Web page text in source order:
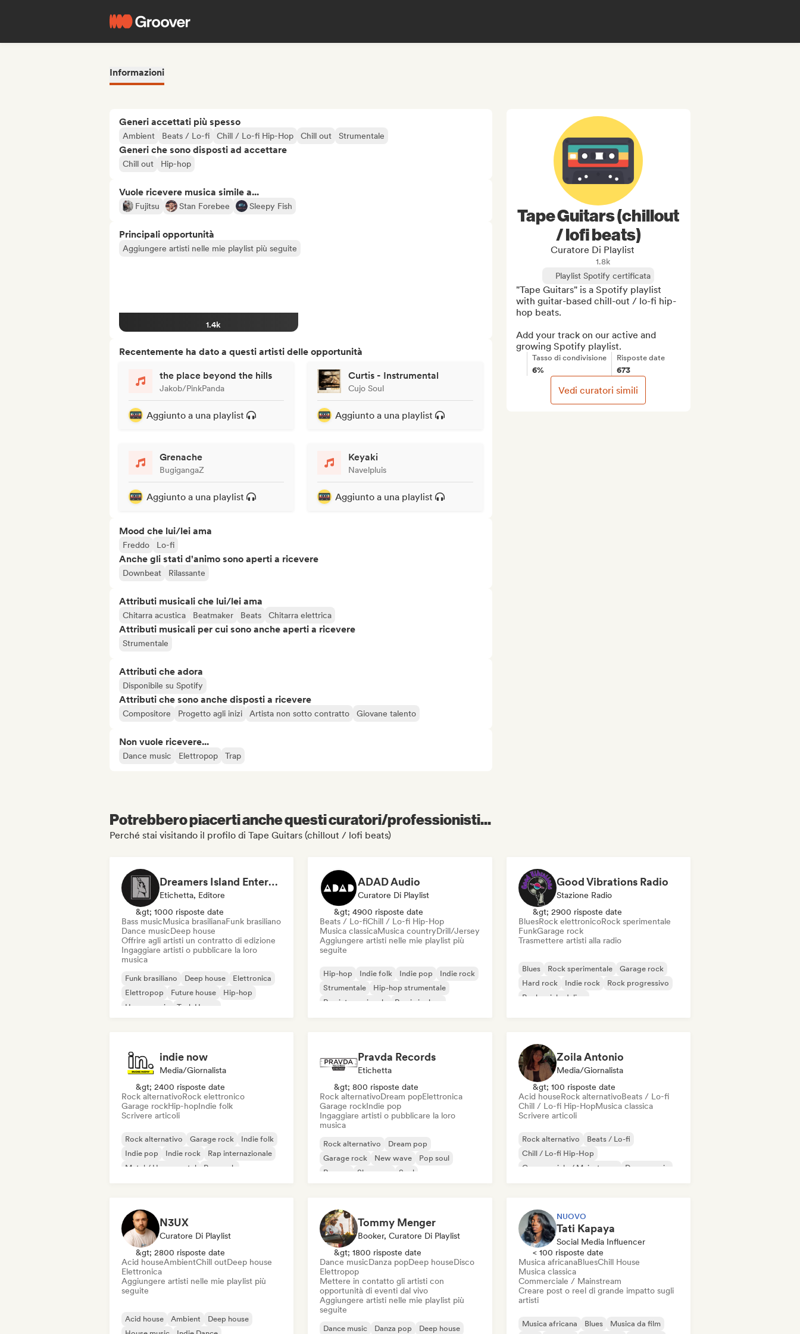
Informazioni
Generi accettati più spesso
Ambient Beats / Lo-fi Chill / Lo-fi Hip-Hop Chill out Strumentale
Generi che sono disposti ad accettare
Chill out Hip-hop
Vuole ricevere musica simile a...
Fujitsu Stan Forebee Sleepy Fish
Principali opportunità
Aggiungere artisti nelle mie playlist più seguite
1.4k
Recentemente ha dato a questi artisti delle opportunità
the place beyond the hills
Jakob/PinkPanda
Aggiunto a una playlist
Curtis - Instrumental
Cujo Soul
Aggiunto a una playlist
Grenache
BugigangaZ
Aggiunto a una playlist
Keyaki
Navelpluis
Aggiunto a una playlist
Mood che lui/lei ama
Freddo Lo-fi
Anche gli stati d'animo sono aperti a ricevere
Downbeat Rilassante
Attributi musicali che lui/lei ama
Chitarra acustica Beatmaker Beats Chitarra elettrica
Attributi musicali per cui sono anche aperti a ricevere
Strumentale
Attributi che adora
Disponibile su Spotify
Attributi che sono anche disposti a ricevere
Compositore Progetto agli inizi Artista non sotto contratto Giovane talento
Non vuole ricevere...
Dance music Elettropop Trap
Tape Guitars (chillout
/ lofi beats)
Curatore Di Playlist
1.8k
Playlist Spotify certificata
"Tape Guitars" is a Spotify playlist
with guitar-based chill-out / lo-fi hip-
hop beats.
Add your track on our active and
growing Spotify playlist.
Tasso di condivisione
6%
Risposte date
673
Vedi curatori simili
Potrebbero piacerti anche questi curatori/professionisti...
Perché stai visitando il profilo di Tape Guitars (chillout / lofi beats)
Dreamers Island Entertainment
Etichetta, Editore
&gt; 1000 risposte date
Bass musicMusica brasilianaFunk brasiliano
Dance musicDeep house
Offrire agli artisti un contratto di edizione
Ingaggiare artisti o pubblicare la loro
musica
Funk brasiliano Deep house
Elettronica
Elettropop
Future house
Hip-hop
House music
Tech House
ADAD Audio
Curatore Di Playlist
&gt; 4900 risposte date
Beats / Lo-fiChill / Lo-fi Hip-Hop
Musica classicaMusica countryDrill/Jersey
Aggiungere artisti nelle mie playlist più
seguite
Hip-hop Indie folk Indie pop
Indie rock
Strumentale
Hip-hop strumentale
Rap internazionale
Rap in inglese
Good Vibrations Radio
Stazione Radio
&gt; 2900 risposte date
BluesRock elettronicoRock sperimentale
FunkGarage rock
Trasmettere artisti alla radio
Blues Rock sperimentale
Garage rock
Hard rock
Indie rock
Rock progressivo
Rock psichedelico
indie now
Media/Giornalista
&gt; 2400 risposte date
Rock alternativoRock elettronico
Garage rockHip-hopIndie folk
Scrivere articoli
Rock alternativo Garage rock
Indie folk
Indie pop
Indie rock
Rap internazionale
Metal / Heavy metal
Pop rock
Pravda Records
Etichetta
&gt; 800 risposte date
Rock alternativoDream popElettronica
Garage rockIndie pop
Ingaggiare artisti o pubblicare la loro
musica
Rock alternativo
Dream pop
Garage rock
New wave
Pop soul
Reggae
Shoegaze Soul
Zoila Antonio
Media/Giornalista
&gt; 100 risposte date
Acid houseRock alternativoBeats / Lo-fi
Chill / Lo-fi Hip-HopMusica classica
Scrivere articoli
Rock alternativo
Beats / Lo-fi
Chill / Lo-fi Hip-Hop
Commerciale / Mainstream
Dance music
N3UX
Curatore Di Playlist
&gt; 2800 risposte date
Acid houseAmbientChill outDeep house
Elettronica
Aggiungere artisti nelle mie playlist più
seguite
Acid house Ambient
Deep house
Tommy Menger
Booker, Curatore Di Playlist
&gt; 1800 risposte date
Dance musicDanza popDeep houseDisco
Elettropop
Mettere in contatto gli artisti con
opportunità di eventi dal vivo
Aggiungere artisti nelle mie playlist più
seguite
Dance music Danza pop Deep house
NUOVO
Tati Kapaya
Social Media Influencer
< 100 risposte date
Musica africanaBluesChill House
Musica classica
Commerciale / Mainstream
Creare post o reel di grande impatto sugli
artisti
Musica africana Blues
Musica da film